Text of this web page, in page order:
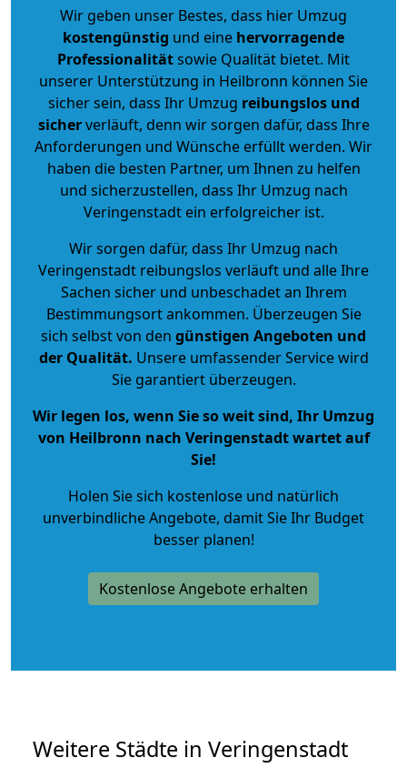
Wir geben unser Bestes, dass hier Umzug
kostengünstig und eine hervorragende
Professionalitätsowie Qualität bietet. Mit
unserer Unterstützung in Heilbronn können Sie
sicher sein, dass Ihr Umzug reibungslos und
sicherverläuft, denn wir sorgen dafür, dass Ihre
Anforderungen und Wünsche erfüllt werden. Wir
haben die besten Partner, um Ihnen zu helfen
und sicherzustellen, dass Ihr Umzug nach
Veringenstadt ein erfolgreicher ist.
Wir sorgen dafür, dass Ihr Umzug nach
Veringenstadt reibungslos verläuft und alle Ihre
Sachen sicher und unbeschadet an Ihrem
Bestimmungsort ankommen. Überzeugen Sie
sich selbst von den günstigen Angeboten und
der Qualität. Unsere umfassender Service wird
Sie garantiert überzeugen.
Wir legen los, wenn Sie so weit sind, Ihr Umzug
von Heilbronn nach Veringenstadt wartet auf
Sie!
Holen Sie sich kostenlose und natürlich
unverbindliche Angebote, damit Sie Ihr Budget
besser planen!
Kostenlose Angebote erhalten
Weitere Städte in Veringenstadt